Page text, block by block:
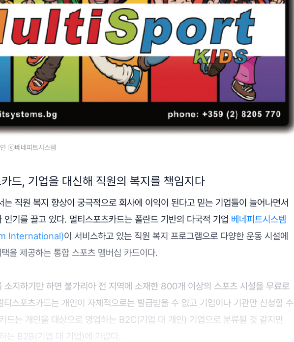
ⓒ베네피트시스템
드, 기업을 대신해 직원의 복지를 책임지다
는 직원 복지 향상이 궁극적으로 회사에 이익이 된다고 믿는 기업들이 늘어나면서
인기를 끌고 있다. 멀티스포츠카드는 폴란드 기반의 다국적 기업 베네피트시스템
International)이 서비스하고 있는 직원 복지 프로그램으로 다양한 운동 시설에
을 제공하는 통합 스포츠 멤버십 카드이다.
소지하기만 하면 불가리아 전 지역에 소재한 800개 이상의 스포츠 시설을 무료로
티스포츠카드는 개인이 자체적으로는 발급받을 수 없고 기업이나 기관만 신청할 수
드는 개인을 대상으로 영업하는 B2C(기업 대 개인) 기업으로 분류될 것 같지만
는 B2B(기업 대 기업)에 가깝다.